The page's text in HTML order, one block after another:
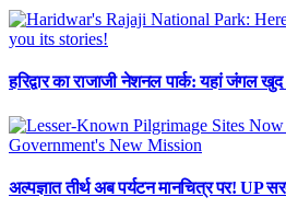
हरिद्वार का राजाजी नेशनल पार्क: यहां जंगल
अल्पज्ञात तीर्थ अब पर्यटन मानचित्र पर! UP